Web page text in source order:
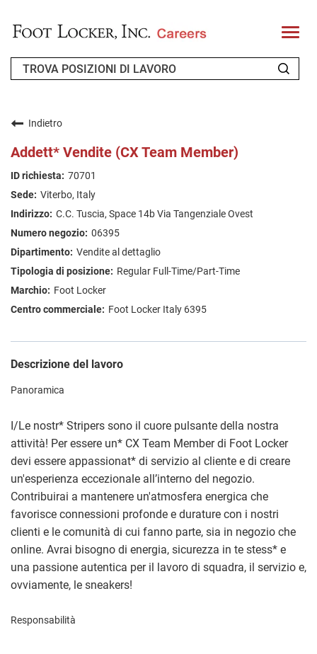
T
o
l
FAQ
CERCA LAVORO
Indietro
Addett* Vendite (CX Team Member)
70701
Viterbo, Italy
C.C. Tuscia, Space 14b Via Tangenziale Ovest
06395
Vendite al dettaglio
Regular Full-Time/Part-Time
Foot Locker
Foot Locker Italy 6395
Descrizione del lavoro
Panoramica
I/Le nostr* Stripers sono il cuore pulsante della nostra
attività! Per essere un* CX Team Member di Foot Locker
devi essere appassionat* di servizio al cliente e di creare
un'esperienza eccezionale all’interno del negozio.
Contribuirai a mantenere un'atmosfera energica che
favorisce connessioni profonde e durature con i nostri
clienti e le comunità di cui fanno parte, sia in negozio che
online. Avrai bisogno di energia, sicurezza in te stess* e
una passione autentica per il lavoro di squadra, il servizio e,
ovviamente, le sneakers!
Responsabilità